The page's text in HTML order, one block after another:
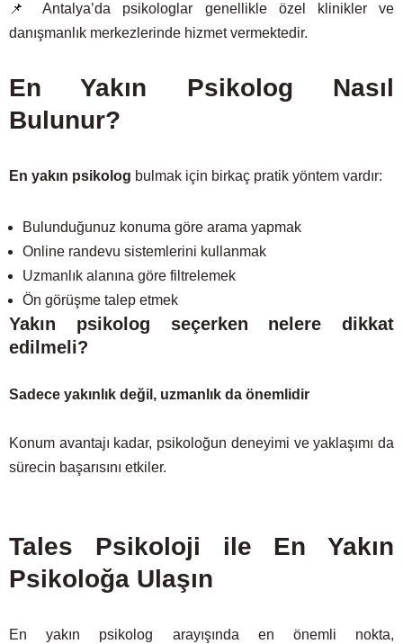
📌 Antalya’da psikologlar genellikle özel klinikler ve
danışmanlık merkezlerinde hizmet vermektedir.
En Yakın Psikolog Nasıl
Bulunur?
En yakın psikolog bulmak için birkaç pratik yöntem vardır:
Bulunduğunuz konuma göre arama yapmak
Online randevu sistemlerini kullanmak
Uzmanlık alanına göre filtrelemek
Ön görüşme talep etmek
Yakın psikolog seçerken nelere dikkat
edilmeli?
Sadece yakınlık değil, uzmanlık da önemlidir
Konum avantajı kadar, psikoloğun deneyimi ve yaklaşımı da
sürecin başarısını etkiler.
Tales Psikoloji ile En Yakın
Psikoloğa Ulaşın
En yakın psikolog arayışında en önemli nokta,